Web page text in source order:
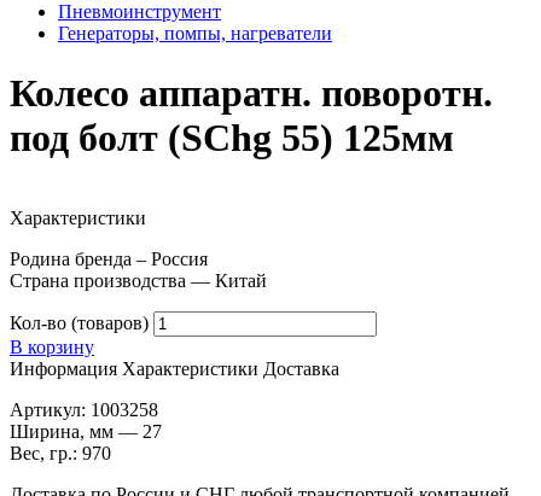
Пневмоинструмент
Генераторы, помпы, нагреватели
Колесо аппаратн. поворотн.
под болт (SChg 55) 125мм
Характеристики
Родина бренда – Россия
Страна производства — Китай
Кол-во (товаров)
В корзину
Информация Характеристики Доставка
Артикул: 1003258
Ширина, мм — 27
Вес, гр.: 970